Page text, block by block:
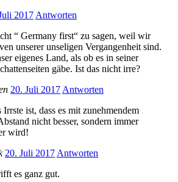
2017 Antworten
“ Germany first“ zu sagen, weil wir
unserer unseligen Vergangenheit sind.
eigenes Land, als ob es in seiner
gäbe. Ist das nicht irre?
20. Juli 2017 Antworten
Irrste ist, dass es mit zunehmendem
nicht besser, sondern immer
wird!
20. Juli 2017 Antworten
es ganz gut.